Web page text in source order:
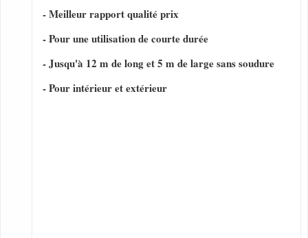
- Meilleur rapport qualité prix
- Pour une utilisation de courte durée
- Jusqu'à 12 m de long et 5 m de large sans soudure
- Pour intérieur et extérieur